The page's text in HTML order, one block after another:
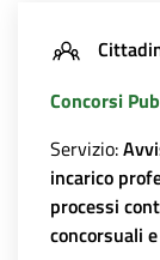
Concorsi
Servizio:
incarico
processi
concorsuali